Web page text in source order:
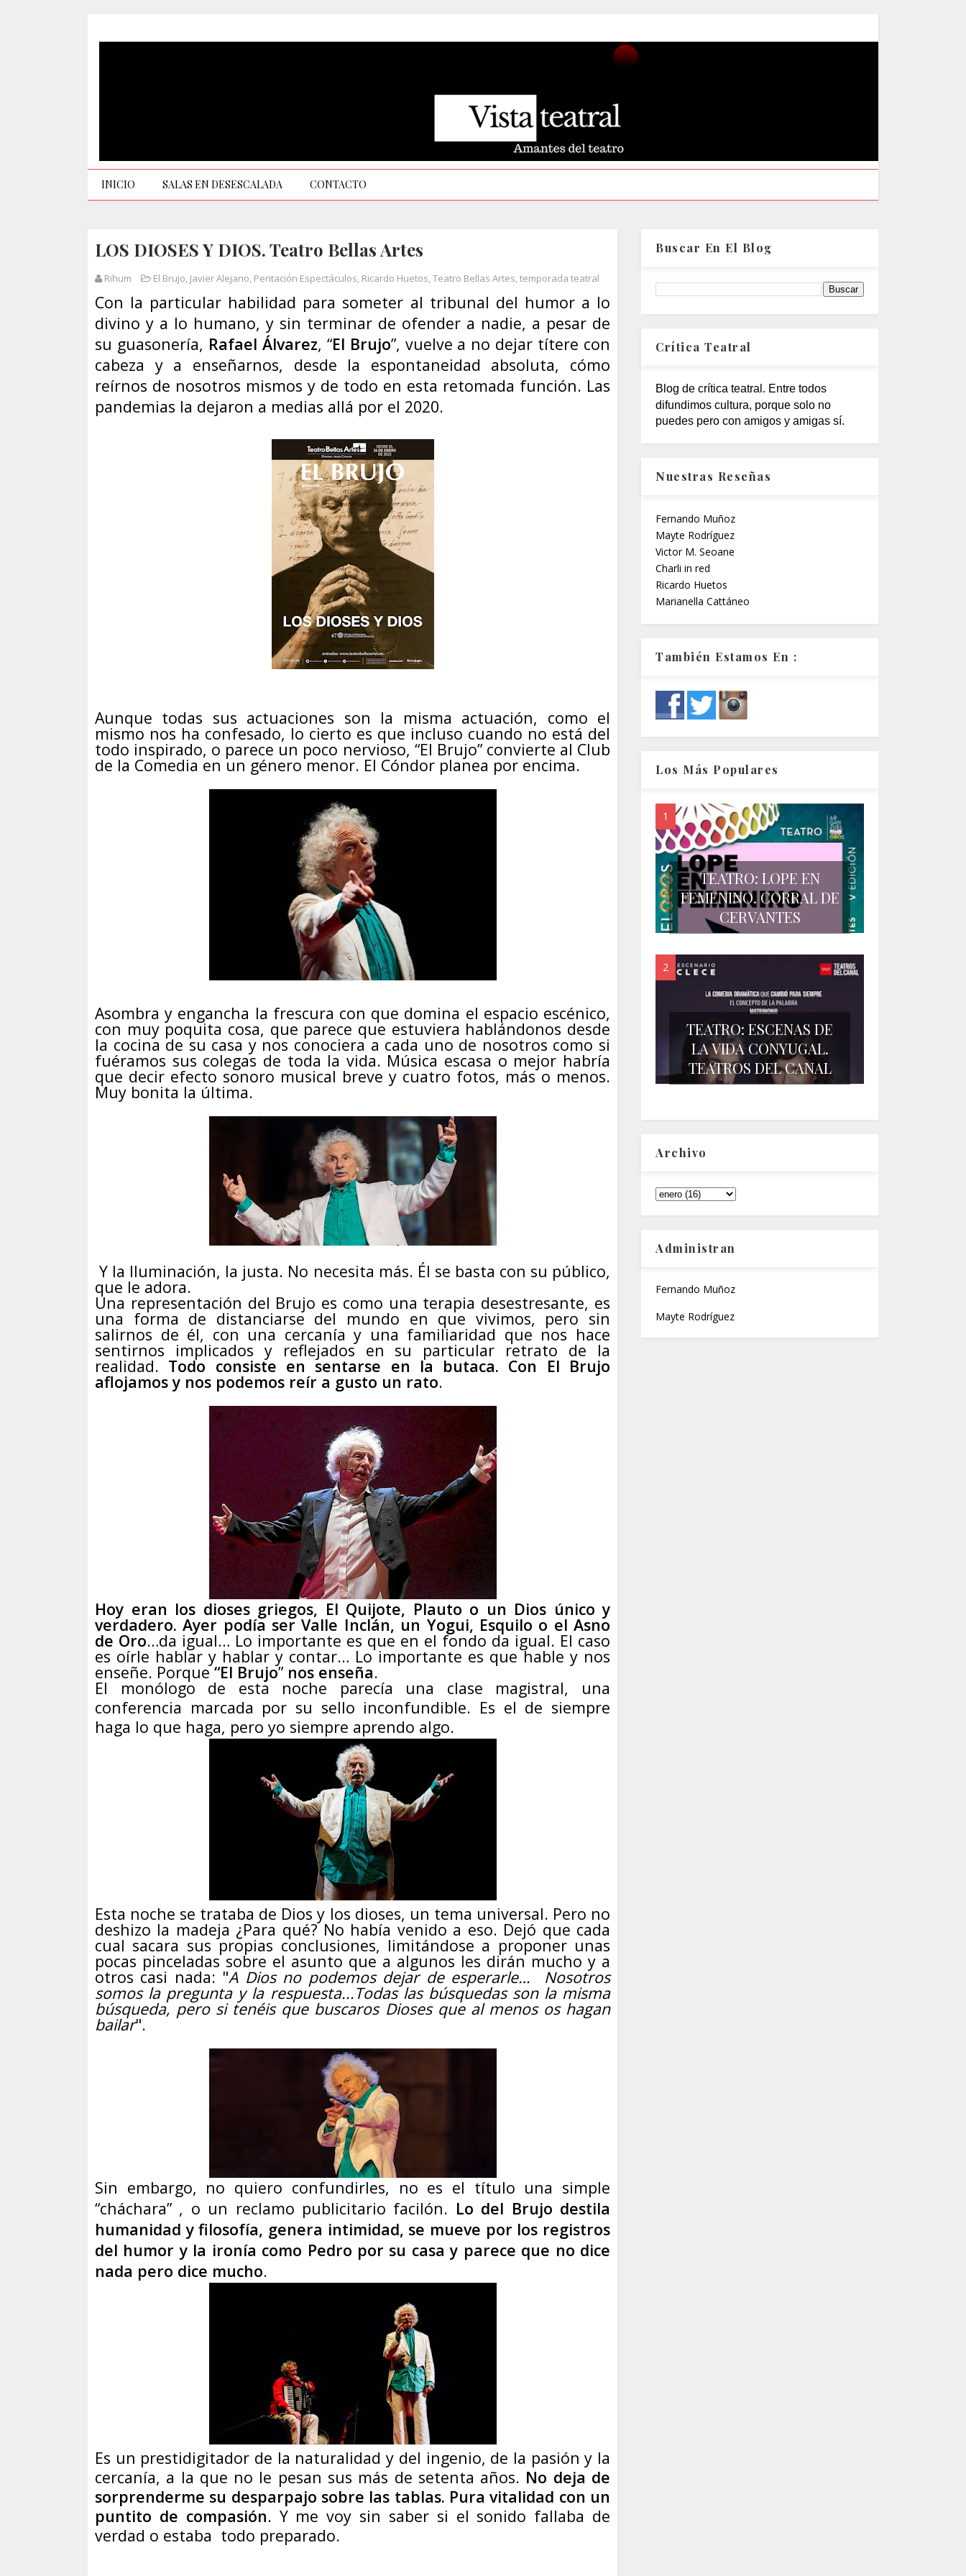
INICIO SALAS EN DESESCALADA CONTACTO
LOS DIOSES Y DIOS. Teatro Bellas Artes
Rihum El Brujo, Javier Alejano, Pentación Espectáculos, Ricardo Huetos,Teatro Bellas Artes,temporada teatral
Con la particular habilidad para someter al tribunal del humor a lo
divino y a lo humano, y sin terminar de ofender a nadie, a pesar de
su guasonería, Rafael Álvarez, “El Brujo”, vuelve a no dejar títere con
cabeza y a enseñarnos, desde la espontaneidad absoluta, cómo
reírnos de nosotros mismos y de todo en esta retomada función. Las
pandemias la dejaron a medias allá por el 2020.
Aunque todas sus actuaciones son la misma actuación, como el
mismo nos ha confesado, lo cierto es que incluso cuando no está del
todo inspirado, o parece un poco nervioso, “El Brujo” convierte al Club
de la Comedia en un género menor. El Cóndor planea por encima.
Asombra y engancha la frescura con que domina el espacio escénico,
con muy poquita cosa, que parece que estuviera hablándonos desde
la cocina de su casa y nos conociera a cada uno de nosotros como si
fuéramos sus colegas de toda la vida. Música escasa o mejor habría
que decir efecto sonoro musical breve y cuatro fotos, más o menos.
Muy bonita la última.
Y la Iluminación, la justa. No necesita más. Él se basta con su público,
que le adora.
Una representación del Brujo es como una terapia desestresante, es
una forma de distanciarse del mundo en que vivimos, pero sin
salirnos de él, con una cercanía y una familiaridad que nos hace
sentirnos implicados y reflejados en su particular retrato de la
realidad. Todo consiste en sentarse en la butaca. Con El Brujo
aflojamos y nos podemos reír a gusto un rato.
Hoy eran los dioses griegos, El Quijote, Plauto o un Dios único y
verdadero. Ayer podía ser Valle Inclán, un Yogui, Esquilo o el Asno
de Oro…da igual… Lo importante es que en el fondo da igual. El caso
es oírle hablar y hablar y contar… Lo importante es que hable y nos
enseñe. Porque“El Brujo” nos enseña.
El monólogo de esta noche parecía una clase magistral, una
conferencia marcada por su sello inconfundible. Es el de siempre
haga lo que haga, pero yo siempre aprendo algo.
Esta noche se trataba de Dios y los dioses, un tema universal. Pero no
deshizo la madeja ¿Para qué? No había venido a eso. Dejó que cada
cual sacara sus propias conclusiones, limitándose a proponer unas
pocas pinceladas sobre el asunto que a algunos les dirán mucho y a
otros casi nada: "A Dios no podemos dejar de esperarle… Nosotros
somos la pregunta y la respuesta...Todas las búsquedas son la misma
búsqueda, pero si tenéis que buscaros Dioses que al menos os hagan
bailar".
Sin embargo, no quiero confundirles, no es el título una simple
“cháchara” , o un reclamo publicitario facilón. Lo del Brujo destila
humanidad y filosofía, genera intimidad, se mueve por los registros
del humor y la ironía como Pedro por su casa y parece que no dice
nada pero dice mucho.
Es un prestidigitador de la naturalidad y del ingenio, de la pasión y la
cercanía, a la que no le pesan sus más de setenta años. No deja de
sorprenderme su desparpajo sobre las tablas. Pura vitalidad con un
puntito de compasión. Y me voy sin saber si el sonido fallaba de
verdad o estaba todo preparado.
Buscar En El Blog
Crítica Teatral
Blog de crítica teatral. Entre todos
difundimos cultura, porque solo no
puedes pero con amigos y amigas sí.
Nuestras Reseñas
Fernando Muñoz
Mayte Rodríguez
Victor M. Seoane
Charli in red
Ricardo Huetos
Marianella Cattáneo
También Estamos En :
Los Más Populares
TEATRO: LOPE EN
FEMENINO. CORRAL DE
CERVANTES
TEATRO: ESCENAS DE
LA VIDA CONYUGAL.
TEATROS DEL CANAL
Archivo
Administran
Fernando Muñoz
Mayte Rodríguez